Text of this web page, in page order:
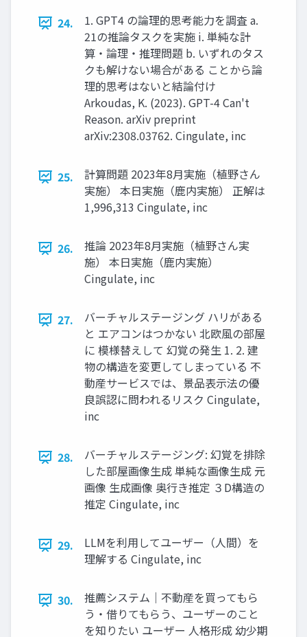
24.
1. GPT4 の論理的思考能力を調査 a.
21の推論タスクを実施 i. 単純な計
算・論理・推理問題 b. いずれのタス
クも解けない場合がある ことから論
理的思考はないと結論付け
Arkoudas, K. (2023). GPT-4 Can't
Reason. arXiv preprint
arXiv:2308.03762. Cingulate, inc
25.
計算問題 2023年8月実施（植野さん
実施） 本日実施（鹿内実施） 正解は
1,996,313 Cingulate, inc
26.
推論 2023年8月実施（植野さん実
施） 本日実施（鹿内実施）
Cingulate, inc
27.
バーチャルステージング ハリがある
と エアコンはつかない 北欧風の部屋
に 模様替えして 幻覚の発生 1. 2. 建
物の構造を変更してしまっている 不
動産サービスでは、景品表示法の優
良誤認に問われるリスク Cingulate,
inc
28.
バーチャルステージング: 幻覚を排除
した部屋画像生成 単純な画像生成 元
画像 生成画像 奥行き推定 ３D構造の
推定 Cingulate, inc
29.
LLMを利用してユーザー（人間）を
理解する Cingulate, inc
30.
推薦システム｜不動産を買ってもら
う・借りてもらう、ユーザーのこと
を知りたい ユーザー 人格形成 幼少期